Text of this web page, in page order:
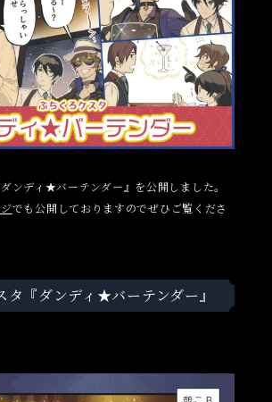
ンディ★バーテンダー』を公開しました。
でも公開しておりますのでぜひご覧くださ
タ『ダンディ★バーテンダー』